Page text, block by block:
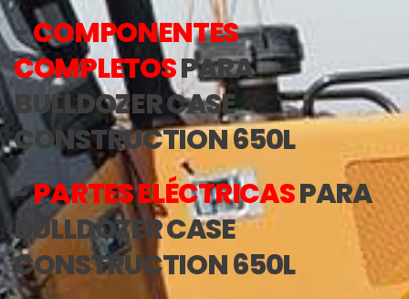
-COMPONENTES
COMPLETOSPARA
BULLDOZER CASE
CONSTRUCTION 650L
-PARTES ELÉCTRICASPARA
BULLDOZER CASE
CONSTRUCTION 650L